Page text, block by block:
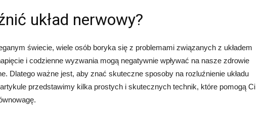
układ nerwowy?
świecie, wiele osób boryka się z problemami związanych z układem
i codzienne wyzwania mogą negatywnie wpływać na nasze zdrowie
Dlatego ważne jest, aby znać skuteczne sposoby na rozluźnienie układu
przedstawimy kilka prostych i skutecznych technik, które pomogą Ci